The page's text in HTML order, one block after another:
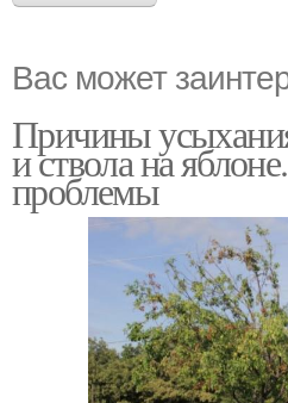
Вас может
Причины
и ствола на
проблемы